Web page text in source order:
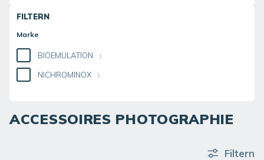
FILTERN
Marke
BIOEMULATION 1
NICHROMINOX 3
ACCESSOIRES PHOTOGRAPHIE
Filtern